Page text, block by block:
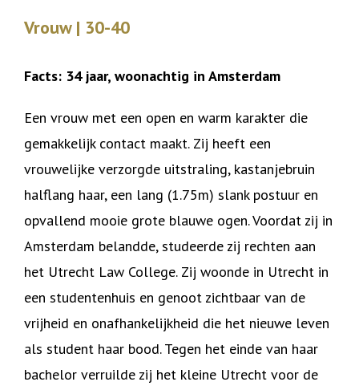
Vrouw | 30-40
Facts: 34 jaar, woonachtig in Amsterdam
Een vrouw met een open en warm karakter die
gemakkelijk contact maakt. Zij heeft een
vrouwelijke verzorgde uitstraling, kastanjebruin
halflang haar, een lang (1.75m) slank postuur en
opvallend mooie grote blauwe ogen. Voordat zij in
Amsterdam belandde, studeerde zij rechten aan
het Utrecht Law College. Zij woonde in Utrecht in
een studentenhuis en genoot zichtbaar van de
vrijheid en onafhankelijkheid die het nieuwe leven
als student haar bood. Tegen het einde van haar
bachelor verruilde zij het kleine Utrecht voor de